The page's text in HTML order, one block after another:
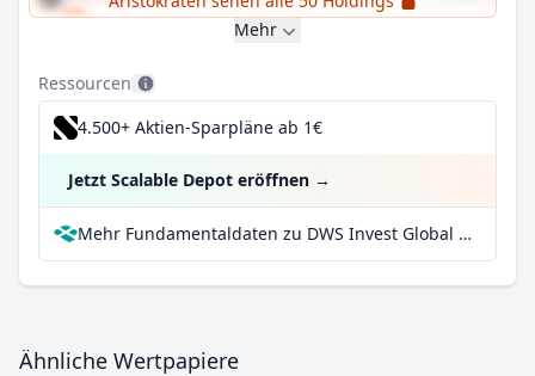
Mehr
Ressourcen
4.500+ Aktien-Sparpläne ab 1€
Jetzt Scalable Depot eröffnen →
Mehr Fundamentaldaten zu DWS Invest Global Infrastructure LDM bei Parqet
Ähnliche Wertpapiere